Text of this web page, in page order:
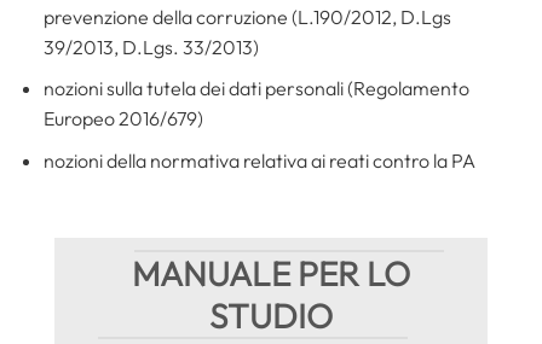
prevenzione della corruzione (L.190/2012, D.Lgs
39/2013, D.Lgs. 33/2013)
nozioni sulla tutela dei dati personali (Regolamento
Europeo 2016/679)
nozioni della normativa relativa ai reati contro la PA
MANUALE PER LO
STUDIO